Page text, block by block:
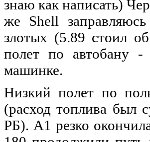
знаю как написать)
же Shell заправляюсь
злотых (5.89 стоил
полетпо автобану -
машинке.
Низкий полет по
(расход топлива был
РБ). А1резко